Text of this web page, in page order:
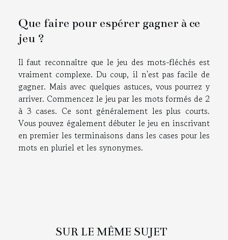
Que faire pour espérer gagner à ce
jeu ?
Il faut reconnaître que le jeu des mots-fléchés est
vraiment complexe. Du coup, il n'est pas facile de
gagner. Mais avec quelques astuces, vous pourrez y
arriver. Commencez le jeu par les mots formés de 2
à 3 cases. Ce sont généralement les plus courts.
Vous pouvez également débuter le jeu en inscrivant
en premier les terminaisons dans les cases pour les
mots en pluriel et les synonymes.
SUR LE MÊME SUJET